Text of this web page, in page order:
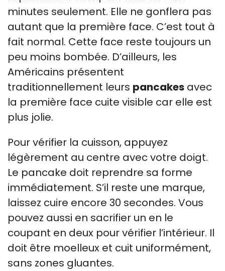
minutes seulement. Elle ne gonflera pas
autant que la première face. C’est tout à
fait normal. Cette face reste toujours un
peu moins bombée. D’ailleurs, les
Américains présentent
traditionnellement leurs pancakes avec
la première face cuite visible car elle est
plus jolie.
Pour vérifier la cuisson, appuyez
légèrement au centre avec votre doigt.
Le pancake doit reprendre sa forme
immédiatement. S’il reste une marque,
laissez cuire encore 30 secondes. Vous
pouvez aussi en sacrifier un en le
coupant en deux pour vérifier l’intérieur. Il
doit être moelleux et cuit uniformément,
sans zones gluantes.